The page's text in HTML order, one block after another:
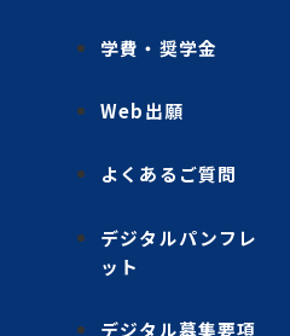
学費・奨学金
Web出願
よくあるご質問
デジタルパンフレ
ット
デジタル募集要項